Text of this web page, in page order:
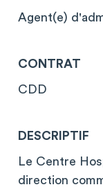
Agent(e)
CONTRAT
CDD
DESCRIPTIF
Le Centre
direction